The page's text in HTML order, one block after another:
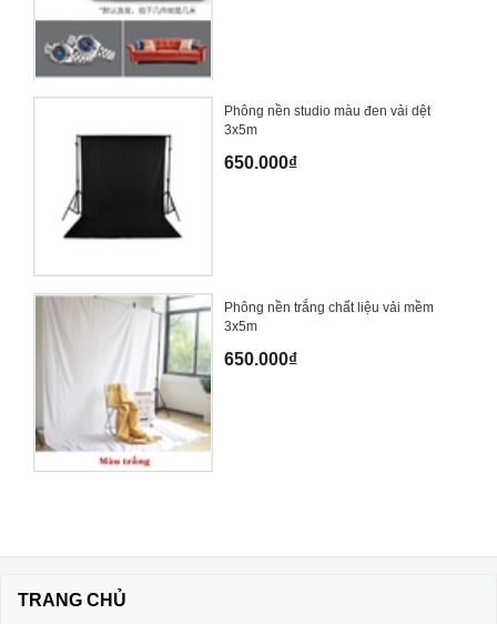
Phông nền studio màu đen vải dệt
3x5m
650.000₫
Phông nền trắng chất liệu vải mềm
3x5m
650.000₫
TRANG CHỦ